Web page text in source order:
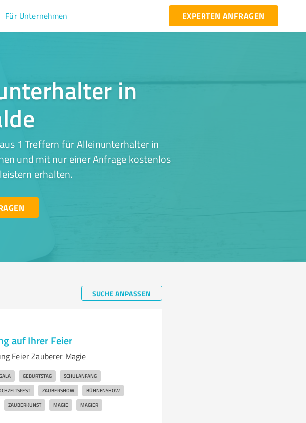
Für Unternehmen EXPERTEN ANFRAGEN
in
1 Treffern für Alleinunterhalter in
und mit nur einer Anfrage kostenlos
erhalten.
SUCHE ANPASSEN
auf Ihrer Feier
Feier Zauberer Magie
GALA GEBURTSTAG SCHULANFANG
ZAUBERSHOW BÜHNENSHOW
ZAUBERKUNST MAGIE MAGIER